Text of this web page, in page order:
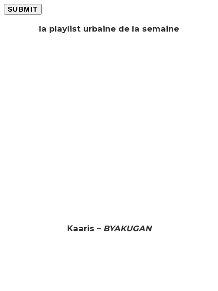
la playlist urbaine de la semaine
Kaaris – BYAKUGAN